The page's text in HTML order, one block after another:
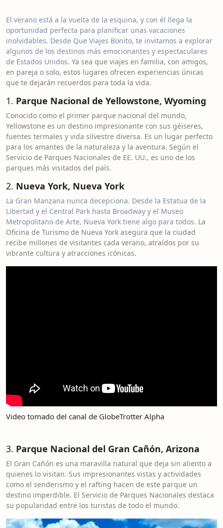
El verano está a la vuelta de la esquina, y con él llega la
oportunidad perfecta para planificar unas vacaciones
inolvidables. Desde Que Viajes Bonito, te invitamos a explorar
algunos de los destinos más emocionantes y espectaculares
de Estados Unidos. Ya sea que viajes en familia, con amigos,
en pareja o solo, estos lugares ofrecen experiencias únicas
que te dejarán recuerdos para toda la vida.
1. Parque Nacional de Yellowstone, Wyoming
Conocido como el primer parque nacional del mundo,
Yellowstone es un destino impresionante con sus géiseres,
fuentes termales y vida silvestre diversa. Es un lugar perfecto
para los amantes de la naturaleza y la aventura. Según el
Servicio de Parques Nacionales de EE. UU., es uno de los
parques más visitados del país.
2. Nueva York, Nueva York
La Gran Manzana nunca decepciona. Desde la Estatua de la
Libertad y el Central Park hasta Broadway y el Museo
Metropolitano de Arte, Nueva York tiene algo para todos. La
Oficina de Turismo de Nueva York asegura que la ciudad
recibe millones de visitantes cada verano, atraídos por su
vibrante cultura y atracciones icónicas.
Video tomado del canal de GlobeTrotter Alpha
3. Parque Nacional del Gran Cañón, Arizona
El Gran Cañón es una maravilla natural que deja sin aliento a
quienes lo visitan. Sus impresionantes vistas y actividades
como el senderismo y el rafting hacen de este parque un
destino imperdible. El Servicio de Parques Nacionales destaca
su popularidad entre los turistas de todo el mundo.